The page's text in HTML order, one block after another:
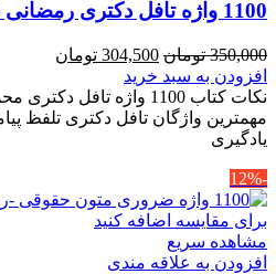
1100 واژه تافل دکتری رمضانی -کتاب آوا
350,000 تومان قیمت
اصلی
350,000 تومان
بود.
304,500 تومان
است.
افزودن به سبد خرید
نکات کتاب 1100 واژه
مهمترین واژگان تافل دکتری تلفظ
یادگیری
-12%
برای مقایسه اضافه کنید
مشاهده سریع
افزودن به علاقه مندی